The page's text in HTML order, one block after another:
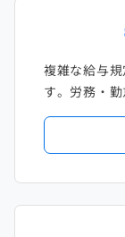
複雑な給与
す。労務・